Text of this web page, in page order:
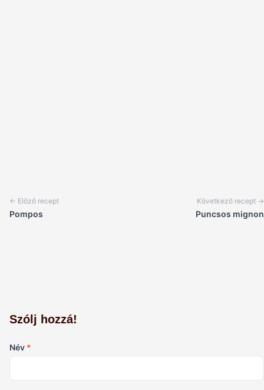
← Előző recept
Pompos
Következő recept →
Puncsos mignon
Szólj hozzá!
Név *